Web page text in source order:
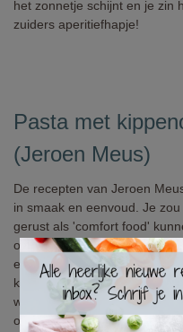
het zonnetje schijnt en je zin
zuiders aperitiefhapje!
Pasta met
(Jeroen Meus)
De recepten van Jeroen
in smaak en eenvoud. Je
gerust als 'comfort food'
omschrijven. Deze lekkere
een fantastisch voorbeeld
kippenoesters - het allerbeste
weinig bekende stukje van
om duimen en vingers af te